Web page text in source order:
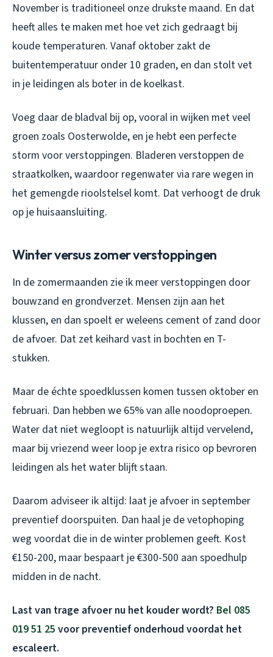
November is traditioneel onze drukste maand. En dat
heeft alles te maken met hoe vet zich gedraagt bij
koude temperaturen. Vanaf oktober zakt de
buitentemperatuur onder 10 graden, en dan stolt vet
in je leidingen als boter in de koelkast.
Voeg daar de bladval bij op, vooral in wijken met veel
groen zoals Oosterwolde, en je hebt een perfecte
storm voor verstoppingen. Bladeren verstoppen de
straatkolken, waardoor regenwater via rare wegen in
het gemengde rioolstelsel komt. Dat verhoogt de druk
op je huisaansluiting.
Winter versus zomer verstoppingen
In de zomermaanden zie ik meer verstoppingen door
bouwzand en grondverzet. Mensen zijn aan het
klussen, en dan spoelt er weleens cement of zand door
de afvoer. Dat zet keihard vast in bochten en T-
stukken.
Maar de échte spoedklussen komen tussen oktober en
februari. Dan hebben we 65% van alle noodoproepen.
Water dat niet wegloopt is natuurlijk altijd vervelend,
maar bij vriezend weer loop je extra risico op bevroren
leidingen als het water blijft staan.
Daarom adviseer ik altijd: laat je afvoer in september
preventief doorspuiten. Dan haal je de vetophoping
weg voordat die in de winter problemen geeft. Kost
€150-200, maar bespaart je €300-500 aan spoedhulp
midden in de nacht.
Last van trage afvoer nu het kouder wordt? Bel 085
019 51 25 voor preventief onderhoud voordat het
escaleert.